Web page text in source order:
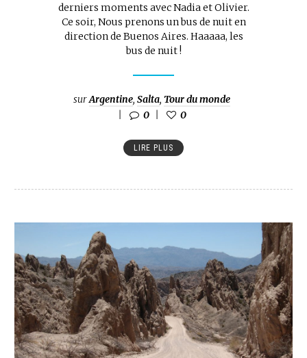
derniers moments avec Nadia et Olivier.
Ce soir, Nous prenons un bus de nuit en
direction de Buenos Aires. Haaaaa, les
bus de nuit !
surArgentine, Salta, Tour du monde
0
0
LIRE PLUS